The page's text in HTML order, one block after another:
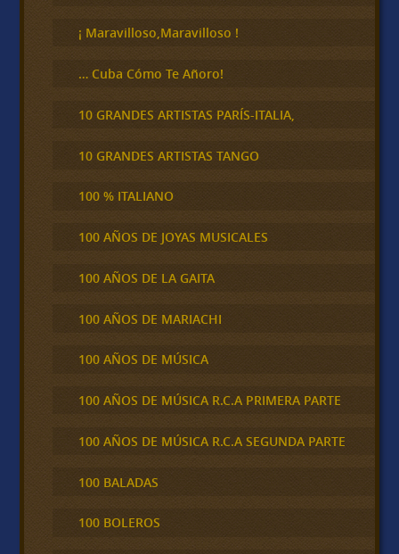
¡ Maravilloso,Maravilloso !
… Cuba Cómo Te Añoro!
10 GRANDES ARTISTAS PARÍS-ITALIA,
10 GRANDES ARTISTAS TANGO
100 % ITALIANO
100 AÑOS DE JOYAS MUSICALES
100 AÑOS DE LA GAITA
100 AÑOS DE MARIACHI
100 AÑOS DE MÚSICA
100 AÑOS DE MÚSICA R.C.A PRIMERA PARTE
100 AÑOS DE MÚSICA R.C.A SEGUNDA PARTE
100 BALADAS
100 BOLEROS